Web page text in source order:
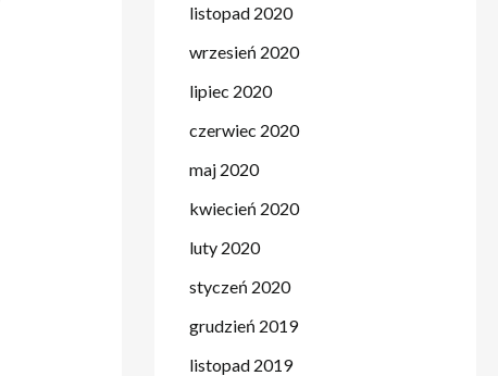
listopad 2020
wrzesień 2020
lipiec 2020
czerwiec 2020
maj 2020
kwiecień 2020
luty 2020
styczeń 2020
grudzień 2019
listopad 2019